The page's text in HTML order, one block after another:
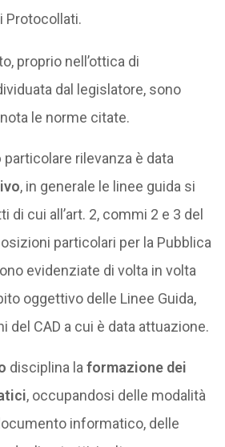
Protocollati.
proprio nell’ottica di
dal legislatore, sono
le norme citate.
particolare rilevanza è data
, in generale le linee guida si
di cui all’art. 2, commi 2 e 3 del
particolari per la Pubblica
evidenziate di volta in volta
oggettivo delle Linee Guida,
del CAD a cui è data attuazione.
disciplina la formazione dei
, occupandosi delle modalità
informatico, delle